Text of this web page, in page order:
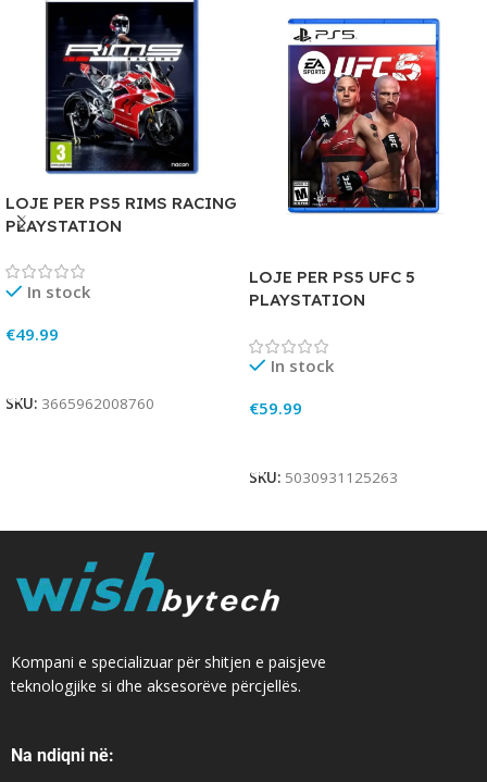
LOJE PER PS5 RIMS RACING
PLAYSTATION
In stock
€49.99
SKU: 3665962008760
LOJE PER PS5 UFC 5
PLAYSTATION
In stock
€59.99
SKU: 5030931125263
Kompani e specializuar për shitjen e paisjeve
teknologjike si dhe aksesorëve përcjellës.
Na ndiqni në: